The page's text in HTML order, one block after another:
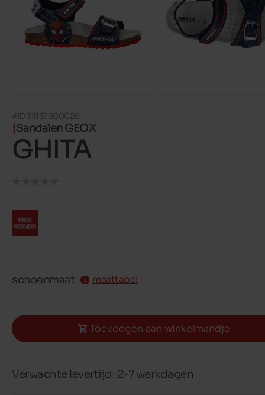
#ID 33137600026
Sandalen GEOX
GHITA
schoenmaat maattabel
Toevoegen aan winkelmandje
Verwachte levertijd: 2-7 werkdagen